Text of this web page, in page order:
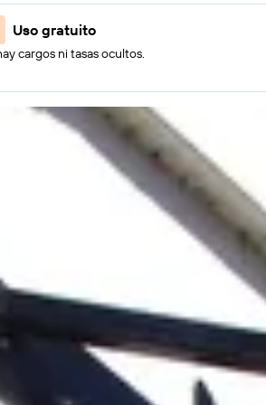
Uso gratuito
cargos ni tasas ocultos.